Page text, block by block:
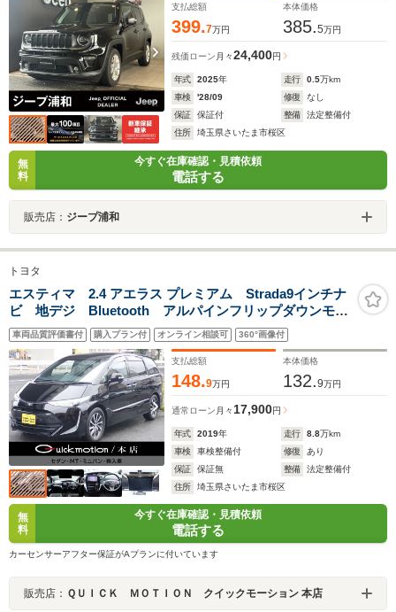
支払総額
399.7万円
本体価格
385.5万円
残価ローン 月々24,400円
年式 2025年 走行 0.5万km
車検
'28/09 修復
なし
保証
保証付 整備
法定整備付
住所
埼玉県さいたま市桜区
無
料
今すぐ在庫確認・見積依頼
電話する
販売店： ジープ浦和
トヨタ
エスティマ 2.4 アエラス プレミアム Strada9インチナ
ビ 地デジ Bluetooth アルパインフリップダウンモニ
ター 両側パワスラ クルーズコントロール ドラレ
コ ハーフレザー ETC LEDヘッドライト クリアラ
ンスソナー 衝突軽減
車両品質評価書付 購入プラン付 オンライン相談可 360°画像付
支払総額
148.9万円
本体価格
132.9万円
通常ローン 月々 17,900円
年式 2019年 走行 8.8万km
車検
車検整備付 修復
あり
保証
保証無 整備
法定整備付
住所
埼玉県さいたま市桜区
無
料
今すぐ在庫確認・見積依頼
電話する
カーセンサーアフター保証がAプランに付いています
販売店： ＱＵＩＣＫ ＭＯＴＩＯＮ クイックモーション 本店